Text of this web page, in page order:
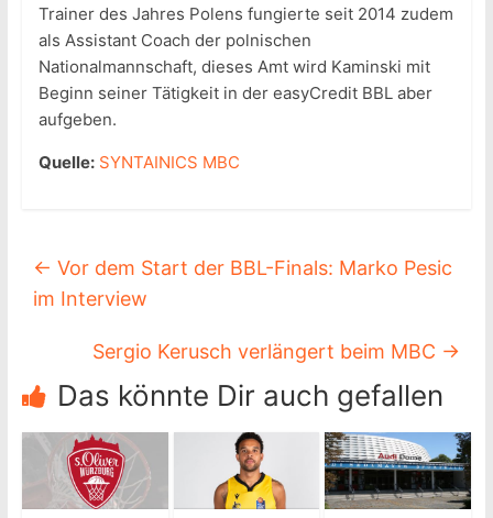
Trainer des Jahres Polens fungierte seit 2014 zudem
als Assistant Coach der polnischen
Nationalmannschaft, dieses Amt wird Kaminski mit
Beginn seiner Tätigkeit in der easyCredit BBL aber
aufgeben.
Quelle: SYNTAINICS MBC
← Vor dem Start der BBL-Finals: Marko Pesic
im Interview
Sergio Kerusch verlängert beim MBC →
Das könnte Dir auch gefallen